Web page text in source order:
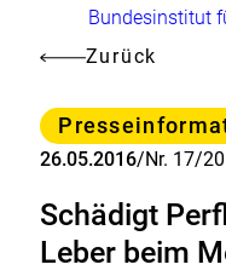
Brotkrumennavigation
Bundesinstitut
Zurück
Kategorie
26.05.2016/Nr. 17/
Schädigt
Leber beim